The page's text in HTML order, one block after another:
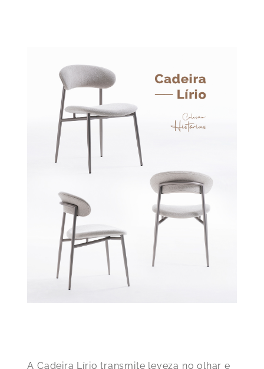
A Cadeira Lírio transmite leveza no olhar e